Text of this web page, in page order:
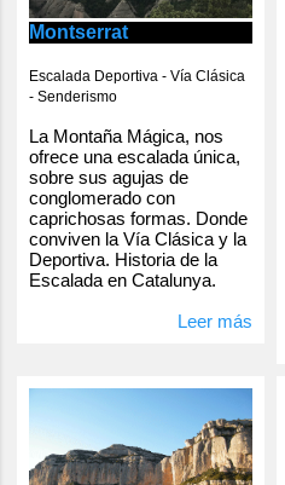
Montserrat
Escalada Deportiva - Vía Clásica
- Senderismo
La Montaña Mágica, nos
ofrece una escalada única,
sobre sus agujas de
conglomerado con
caprichosas formas. Donde
conviven la Vía Clásica y la
Deportiva. Historia de la
Escalada en Catalunya.
Leer más